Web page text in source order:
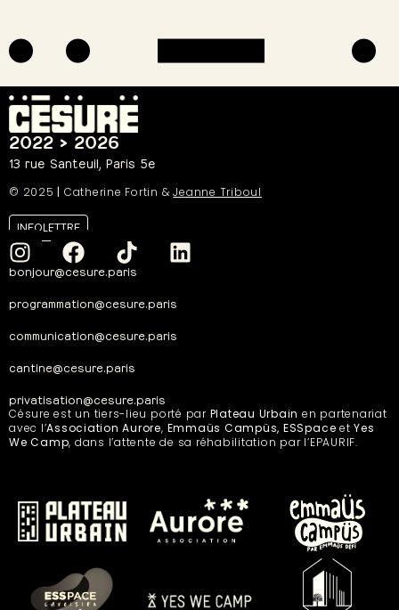
2022 > 2026
13 rue Santeuil, Paris 5e
© 2025 | Catherine Fortin &Jeanne Triboul
INFOLETTRE
bonjour@cesure.paris
programmation@cesure.paris
communication@cesure.paris
cantine@cesure.paris
privatisation@cesure.paris
Césure est un tiers-lieu porté par Plateau Urbain en partenariat
avec l’Association Aurore, Emmaüs Campüs, ESSpaceetYes
We Camp, dans l’attente de sa réhabilitation par l’EPAURIF.